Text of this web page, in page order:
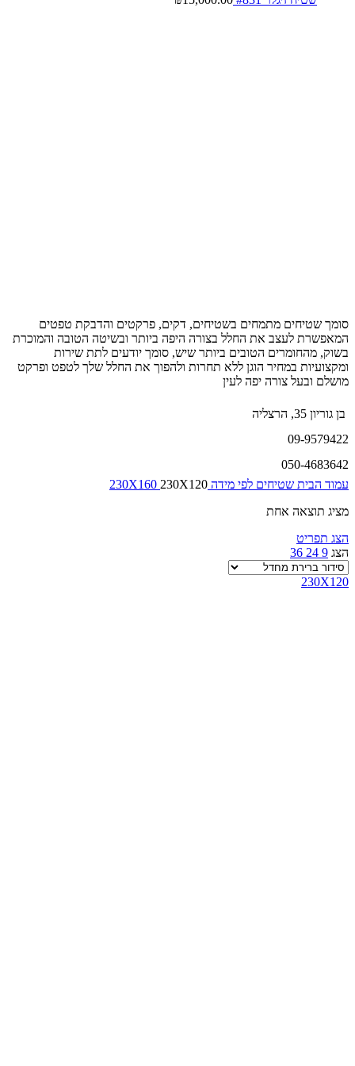
סומך שטיחים מתמחים בשטיחים, דקים, פרקטים והדבקת טפטים
המאפשרת לעצב את החלל בצורה היפה ביותר ובשיטה הטובה והמוכרת
בשוק, מהחומרים הטובים ביותר שיש, סומך יודעים לתת שירות
ומקצועיות במחיר הוגן ללא תחרות ולהפוך את החלל שלך לטפט ופרקט
מושלם ובעל צורה יפה לעין
בן גוריון 35, הרצליה
09-9579422
050-4683642
עמוד הבית שטיחים לפי מידה 230X160 230X120
מציג תוצאה אחת
הצג תפריט
הצג 9
24
36
230X120